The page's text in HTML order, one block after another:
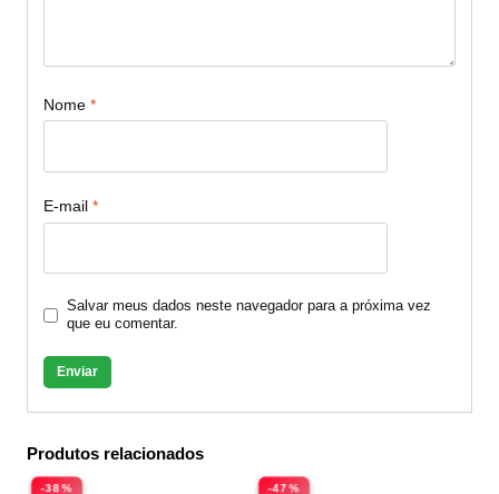
Nome *
E-mail *
Salvar meus dados neste navegador para a próxima vez
que eu comentar.
Produtos relacionados
-38% -47%